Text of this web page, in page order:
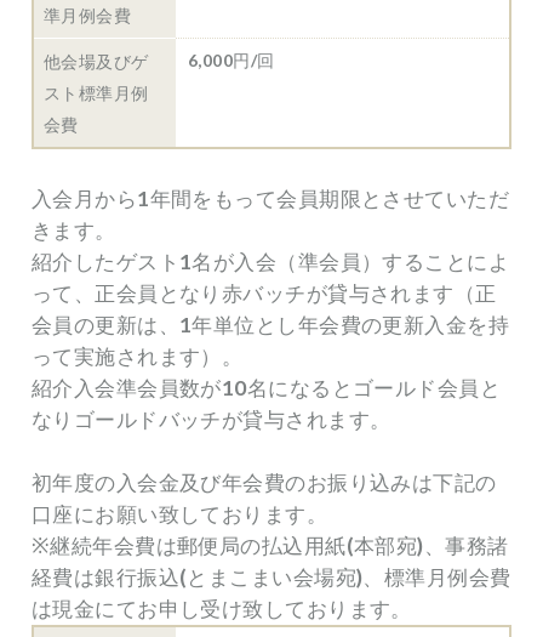
準月例会費
他会場及びゲ
スト標準月例
会費
6,000円/回
入会月から1年間をもって会員期限とさせていただ
きます。
紹介したゲスト1名が入会（準会員）することによ
って、正会員となり赤バッチが貸与されます（正
会員の更新は、1年単位とし年会費の更新入金を持
って実施されます）。
紹介入会準会員数が10名になるとゴールド会員と
なりゴールドバッチが貸与されます。
初年度の入会金及び年会費のお振り込みは下記の
口座にお願い致しております。
※継続年会費は郵便局の払込用紙(本部宛)、事務諸
経費は銀行振込(とまこまい会場宛)、標準月例会費
は現金にてお申し受け致しております。